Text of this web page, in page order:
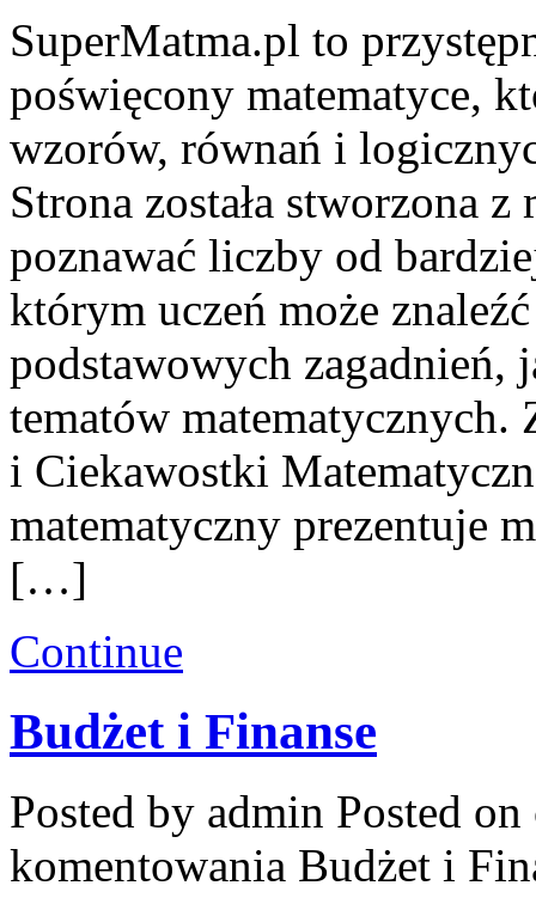
SuperMatma.pl to
poświęcony matematyce,
wzorów, równań i
Strona została stworzona
poznawać liczby od
którym uczeń może
podstawowych zagadnień,
tematów matematycznych.
i Ciekawostki
matematyczny prezentuje
[…]
Continue
Budżet i Finanse
Posted by admin Posted
komentowania Budżet i